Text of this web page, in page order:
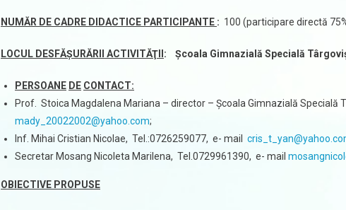
NUMĂR DE CADRE DIDACTICE PARTICIPANTE : 100 (participare directă
LOCUL DESFĂŞURĂRII ACTIVITĂŢII : Școala Gimnazială Specială
PERSOANE DE CONTACT:
Prof. Stoica Magdalena Mariana – director – Școala Gimnazială Specială
mady_20022002@yahoo.com;
Inf. Mihai Cristian Nicolae, Tel.:0726259077, e- mail
Secretar Mosang Nicoleta Marilena, Tel.0729961390, e- mail
OBIECTIVE PROPUSE